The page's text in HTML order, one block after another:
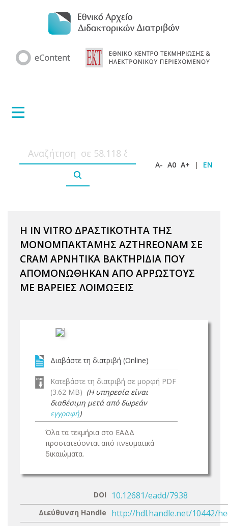
A- A0 A+ | EN
Η IN VITRO ΔΡΑΣΤΙΚΟΤΗΤΑ ΤΗΣ
ΜΟΝΟΜΠΑΚΤΑΜΗΣ AZTHREONAM ΣΕ
CRAM ΑΡΝΗΤΙΚΑ ΒΑΚΤΗΡΙΔΙΑ ΠΟΥ
ΑΠΟΜΟΝΩΘΗΚΑΝ ΑΠΟ ΑΡΡΩΣΤΟΥΣ
ΜΕ ΒΑΡΕΙΕΣ ΛΟΙΜΩΞΕΙΣ
Διαβάστε τη διατριβή (Online)
Κατεβάστε τη διατριβή σε μορφή PDF
(3.62 MB) (Η υπηρεσία είναι
διαθέσιμη μετά από δωρεάν
εγγραφή)
Όλα τα τεκμήρια στο ΕΑΔΔ
προστατεύονται από πνευματικά
δικαιώματα.
DOI 10.12681/eadd/7938
Διεύθυνση Handle http://hdl.handle.net/10442/